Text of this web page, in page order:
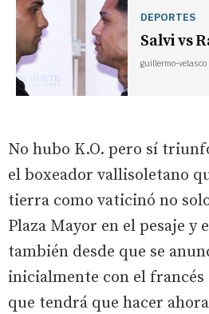
DEPORTES
Salvi vs
guillermo-velasco
No hubo K.O. pero sí
el boxeador vallisoletano
tierra como vaticinó no
Plaza Mayor en el pesaje y
también desde que se
inicialmente con el
que tendrá que hacer